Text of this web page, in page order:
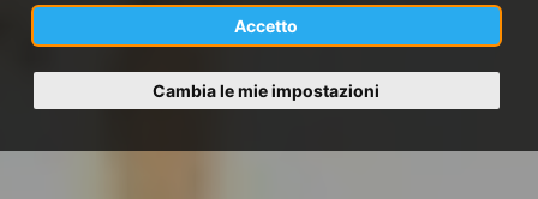
Accetto
Cambia le mie impostazioni